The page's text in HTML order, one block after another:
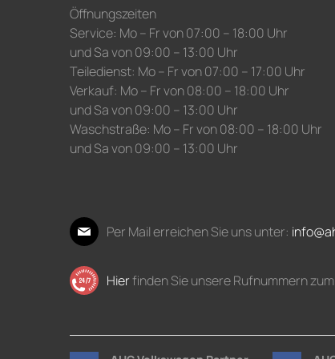
Öffnungszeiten
Service: Mo – Fr von 07:00 – 18:00 Uhr
und Sa von 09:00 – 13:00 Uhr
Teiledienst: Mo – Fr von 07:00 – 17:00 Uhr
Verkauf: Mo – Fr von 08:00 – 18:00 Uhr
und Sa von 09:00 – 13:00 Uhr
Waschstraße: Mo – Fr von 08:00 – 18:00 Uhr
und Sa von 09:00 – 13:00 Uhr
Per Mail erreichen Sie uns unter:
Hierfinden Sie unsere Rufnummern